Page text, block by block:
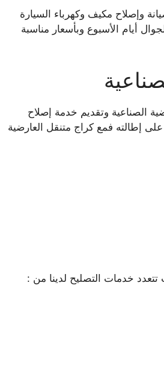
وإصلاح مكيف وكهرباء السيارة
الدينمو، فخدماتنا متوفرة على مدار 24 ساعة لجوال أيام الأسبوع وبأسعار مناسبة
الصناعية وتقديم خدمة إصلاح
إطالته فمع كراج متنقل العارضية
خدمات التصليح لدينا من :